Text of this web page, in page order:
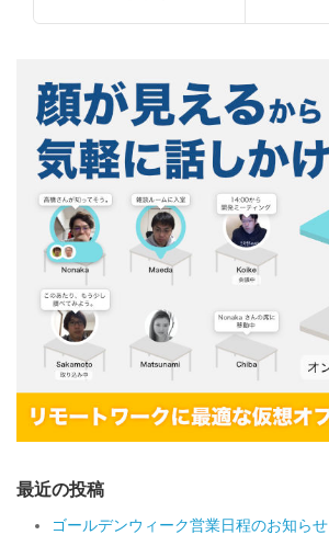
最近の投稿
ゴールデンウィーク営業日程のお知らせ